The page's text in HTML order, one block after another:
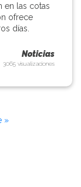
en las cotas
ofrece
días.
Noticias
3065 visualizaciones
»